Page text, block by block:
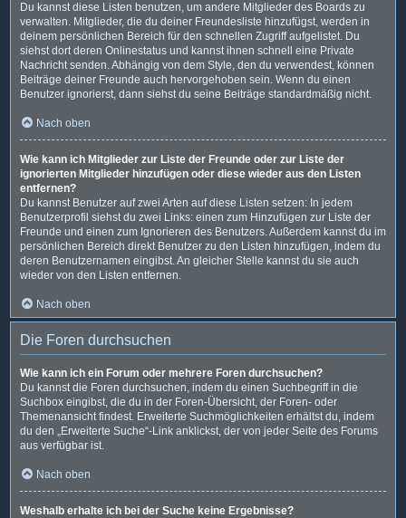
Du kannst diese Listen benutzen, um andere Mitglieder des Boards zu
verwalten. Mitglieder, die du deiner Freundesliste hinzufügst, werden in
deinem persönlichen Bereich für den schnellen Zugriff aufgelistet. Du
siehst dort deren Onlinestatus und kannst ihnen schnell eine Private
Nachricht senden. Abhängig von dem Style, den du verwendest, können
Beiträge deiner Freunde auch hervorgehoben sein. Wenn du einen
Benutzer ignorierst, dann siehst du seine Beiträge standardmäßig nicht.
Nach oben
Wie kann ich Mitglieder zur Liste der Freunde oder zur Liste der
ignorierten Mitglieder hinzufügen oder diese wieder aus den Listen
entfernen?
Du kannst Benutzer auf zwei Arten auf diese Listen setzen: In jedem
Benutzerprofil siehst du zwei Links: einen zum Hinzufügen zur Liste der
Freunde und einen zum Ignorieren des Benutzers. Außerdem kannst du im
persönlichen Bereich direkt Benutzer zu den Listen hinzufügen, indem du
deren Benutzernamen eingibst. An gleicher Stelle kannst du sie auch
wieder von den Listen entfernen.
Nach oben
Die Foren durchsuchen
Wie kann ich ein Forum oder mehrere Foren durchsuchen?
Du kannst die Foren durchsuchen, indem du einen Suchbegriff in die
Suchbox eingibst, die du in der Foren-Übersicht, der Foren- oder
Themenansicht findest. Erweiterte Suchmöglichkeiten erhältst du, indem
du den „Erweiterte Suche“-Link anklickst, der von jeder Seite des Forums
aus verfügbar ist.
Nach oben
Weshalb erhalte ich bei der Suche keine Ergebnisse?